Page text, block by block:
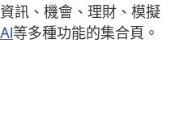
訊、機會、理財、模擬
等多種功能的集合頁。